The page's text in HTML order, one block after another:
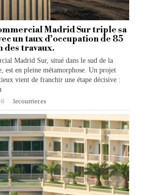
Madrid Sur triple sa
un taux d’occupation de 85
des travaux.
Madrid Sur, situé dans le sud de la
est en pleine métamorphose. Un projet
vient de franchir une étape décisive :
lecourrier.es